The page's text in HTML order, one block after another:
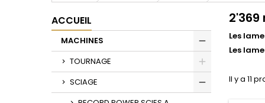
ACCUEIL
MACHINES
Toggle
TOURNAGE
Toggle
SCIAGE
2'369
Les
Les
Il y a 11